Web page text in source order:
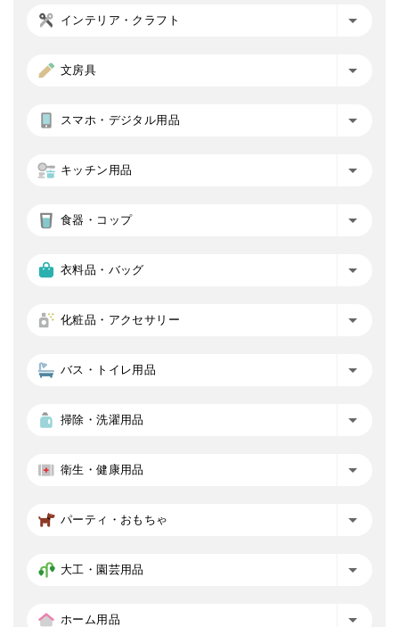
インテリア・クラフト
文房具
スマホ・デジタル用品
キッチン用品
食器・コップ
衣料品・バッグ
化粧品・アクセサリー
バス・トイレ用品
掃除・洗濯用品
衛生・健康用品
パーティ・おもちゃ
大工・園芸用品
ホーム用品